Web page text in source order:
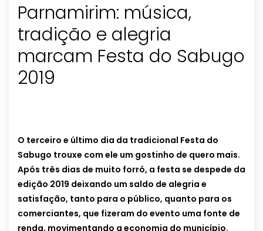
Parnamirim: música,
tradição e alegria
marcam Festa do Sabugo
2019
O terceiro e último dia da tradicional Festa do
Sabugo trouxe com ele um gostinho de quero mais.
Após três dias de muito forró, a festa se despede da
edição 2019 deixando um saldo de alegria e
satisfação, tanto para o público, quanto para os
comerciantes, que fizeram do evento uma fonte de
renda, movimentando a economia do município.